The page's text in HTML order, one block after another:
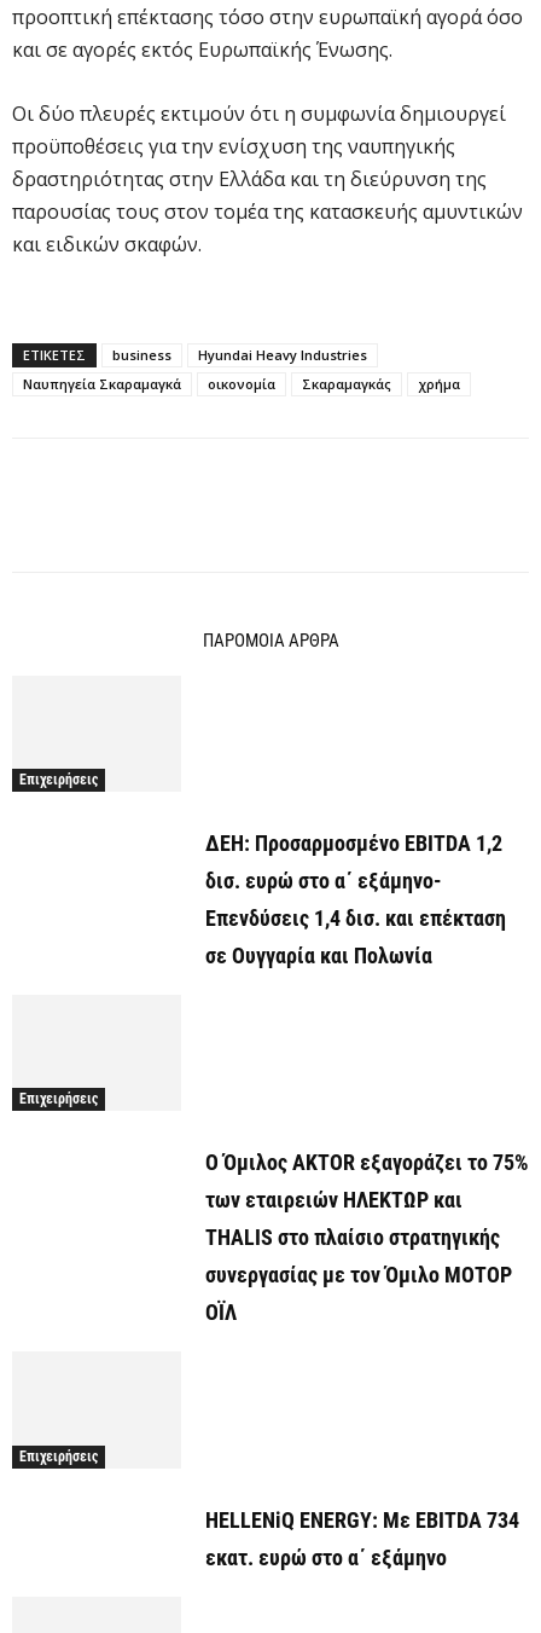
προοπτική επέκτασης τόσο στην ευρωπαϊκή αγορά όσο
και σε αγορές εκτός Ευρωπαϊκής Ένωσης.
Οι δύο πλευρές εκτιμούν ότι η συμφωνία δημιουργεί
προϋποθέσεις για την ενίσχυση της ναυπηγικής
δραστηριότητας στην Ελλάδα και τη διεύρυνση της
παρουσίας τους στον τομέα της κατασκευής αμυντικών
και ειδικών σκαφών.
ΕΤΙΚΕΤΕΣ business
Hyundai Heavy Industries
Ναυπηγεία Σκαραμαγκά
οικονομία Σκαραμαγκάς χρήμα
ΠΑΡΟΜΟΙΑ ΑΡΘΡΑ
Επιχειρήσεις
ΔΕΗ: Προσαρμοσμένο EBITDA 1,2
δισ. ευρώ στο α΄ εξάμηνο-
Επενδύσεις 1,4 δισ. και επέκταση
σε Ουγγαρία και Πολωνία
Επιχειρήσεις
Ο Όμιλος AKTOR εξαγοράζει το 75%
των εταιρειών ΗΛΕΚΤΩΡ και
THALIS στο πλαίσιο στρατηγικής
συνεργασίας με τον Όμιλο ΜΟΤΟΡ
ΟΪΛ
Επιχειρήσεις
HELLENiQ ENERGY: Με EBITDA 734
εκατ. ευρώ στο α΄ εξάμηνο